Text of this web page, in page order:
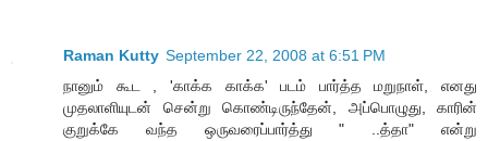
Raman Kutty September 22, 2008 at 6:51 PM
நானும் கூட , 'காக்க காக்க' படம் பார்த்த மறுநாள், எனது
முதலாளியுடன் சென்று கொண்டிருந்தேன், அப்பொழுது, காரின்
குறுக்கே வந்த ஒருவரைப்பார்த்து " ..த்தா" என்று